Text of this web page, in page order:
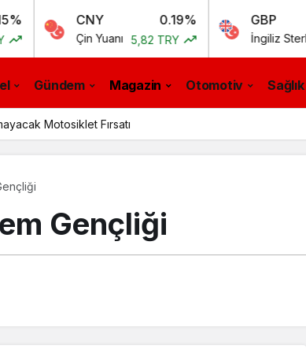
CNY
Çin Yuanı 5,82 TRY
GBP
İngiliz Sterlini 55,54
Gündem Magazin Otomotiv Sağlık
Motosiklet Fırsatı
Gençliği